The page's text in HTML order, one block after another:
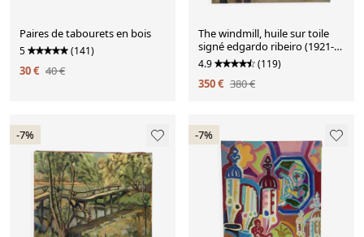
Paires de tabourets en bois
5 (141)
30 € 40 €
The windmill, huile sur toile
signé edgardo ribeiro (1921-
2005)
4.9 (119)
350 € 380 €
-7% -7%